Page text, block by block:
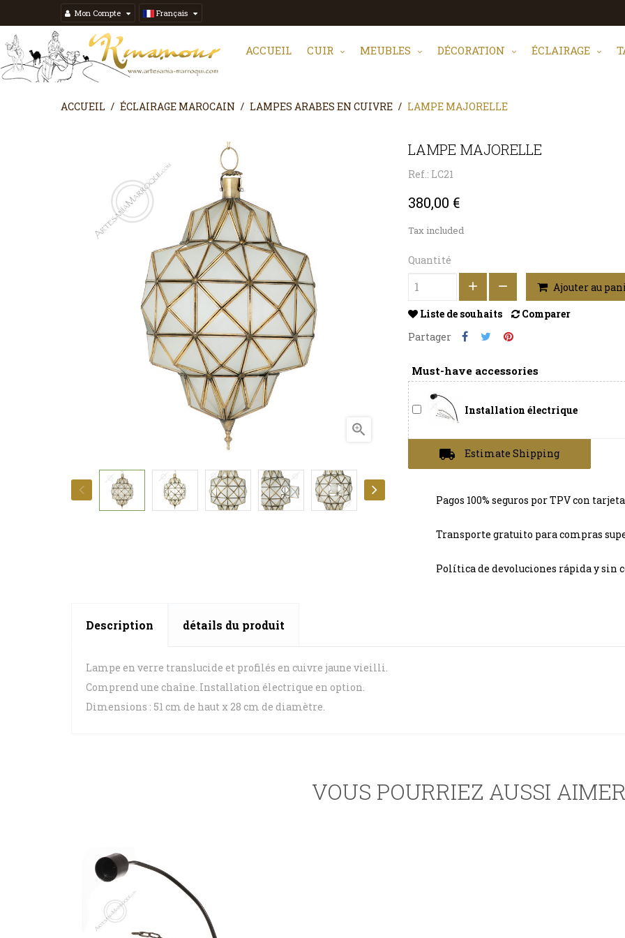
Mon Compte Français
ACCUEIL CUIR MEUBLES DÉCORATION ÉCLAIRAGE
ACCUEIL ÉCLAIRAGE MAROCAIN LAMPES ARABES EN CUIVRE LAMPE MAJORELLE

LAMPE MAJORELLE
Ref.: LC21
380,00 €
Tax included
Quantité
Ajouter au
Liste de souhaits
Comparer
Partager
Must-have accessories
Installation électrique
local_shipping Estimate Shipping
Pagos 100% seguros por TPV con tarjeta
Transporte gratuito para compras
Política de devoluciones rápida y sin
Description détails du produit
Lampe en verre translucide et profilés en cuivre jaune vieilli.
Comprend une chaîne. Installation électrique en option.
Dimensions : 51 cm de haut x 28 cm de diamètre.
VOUS POURRIEZ AUSSI